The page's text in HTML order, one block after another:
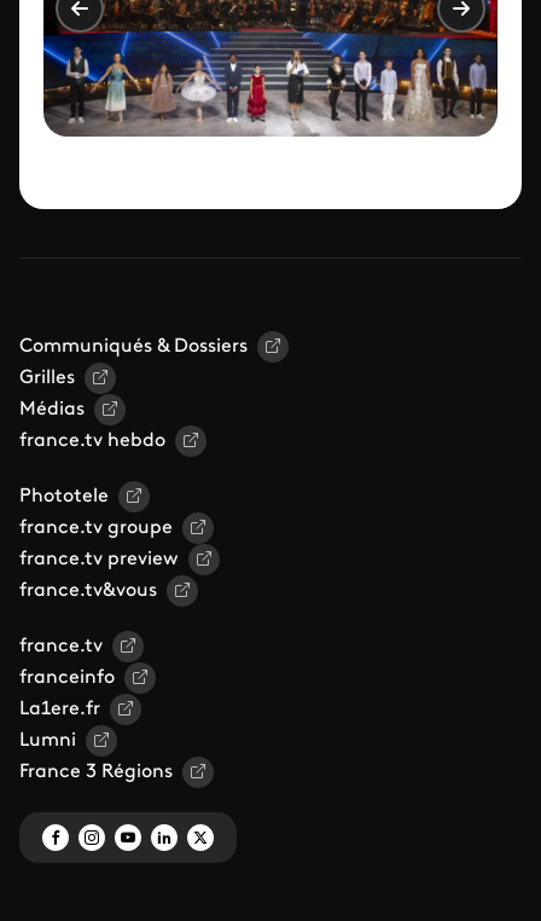
Communiqués & Dossiers
Grilles
Médias
france.tv hebdo
Phototele
france.tv groupe
france.tv preview
france.tv&vous
france.tv
franceinfo
La1ere.fr
Lumni
France 3 Régions